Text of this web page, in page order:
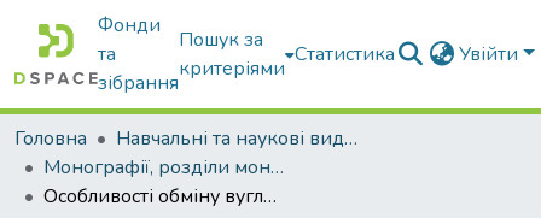
Фонди
та
зібрання
Пошук за
критеріями
Статистика Увійти
Головна
Навчальні та наукові видання
Монографії, розділи монографій, доповіді
Особливості обміну вуглеводів у свиней різних типів вищої нервової діяльності : монографія